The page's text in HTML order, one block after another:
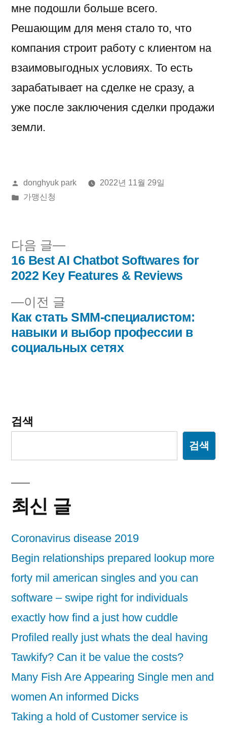
мне подошли больше всего.
Решающим для меня стало то, что
компания строит работу с клиентом на
взаимовыгодных условиях. То есть
зарабатывает на сделке не сразу, а
уже после заключения сделки продажи
земли.
올
린
donghyuk park
2022년 11월 29일
게
가맹신청
글
비
게
이전 글
전
글:
Как стать SMM-специалистом:
навыки и выбор профессии в
социальных сетях
다음 글
다
음
글:
16 Best AI Chatbot Softwares for
2022 Key Features & Reviews
검색
검색
최신 글
Coronavirus disease 2019
Begin relationships prepared lookup more
forty mil american singles and you can
software – swipe right for individuals
exactly how find a just how cuddle
Profiled really just whats the deal having
Tawkify? Can it be value the costs?
Many Fish Are Appearing Single men and
women An informed Dicks
Taking a hold of Customer service is